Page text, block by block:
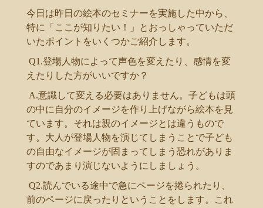
今日は昨日の絵本のセミナーを実施した中から、
特に「ここが知りたい！」とおっしゃっていただ
いたポイントをいくつかご紹介します。
Q1.登場人物によって声色を変えたり、感情を変
えたりした方がいいですか？
A.意識して変える必要はありません。子どもは頭
の中に自分のイメージを作り上げながら絵本を見
ています。それは親のイメージとは違うもので
す。大人が登場人物を演じてしまうことで子ども
の自由なイメージが固まってしまう恐れがありま
すのであまり演じないようにしましょう。
Q2.読んでいる途中で急にページを捲られたり、
前のページに戻ったりということをします。これ